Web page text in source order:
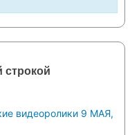
строкой
видеоролики 9 МАЯ,